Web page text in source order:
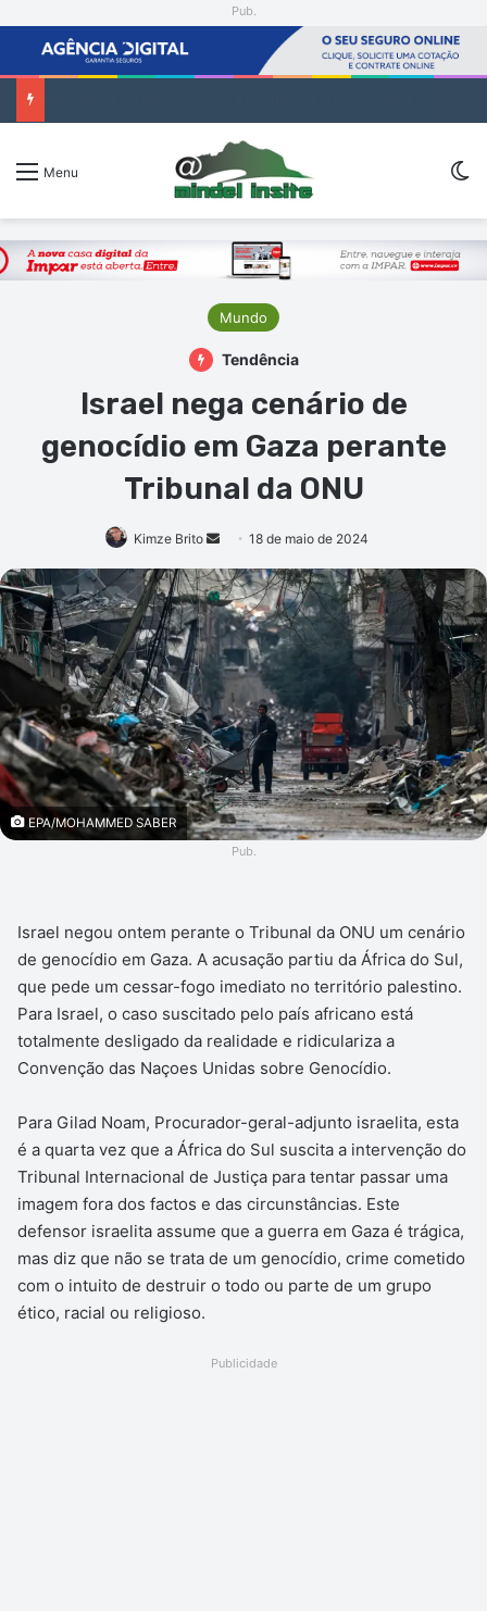
Pub.
Menu
Mundo
Tendência
Israel nega cenário de
genocídio em Gaza perante
Tribunal da ONU
Kimze Brito
Mande
e-
mail
18 de maio de 2024
EPA/MOHAMMED SABER
Pub.
Israel negou ontem perante o Tribunal da ONU um cenário
de genocídio em Gaza. A acusação partiu da África do Sul,
que pede um cessar-fogo imediato no território palestino.
Para Israel, o caso suscitado pelo país africano está
totalmente desligado da realidade e ridiculariza a
Convenção das Naçoes Unidas sobre Genocídio.
Para Gilad Noam, Procurador-geral-adjunto israelita, esta
é a quarta vez que a África do Sul suscita a intervenção do
Tribunal Internacional de Justiça para tentar passar uma
imagem fora dos factos e das circunstâncias. Este
defensor israelita assume que a guerra em Gaza é trágica,
mas diz que não se trata de um genocídio, crime cometido
com o intuito de destruir o todo ou parte de um grupo
ético, racial ou religioso.
Publicidade